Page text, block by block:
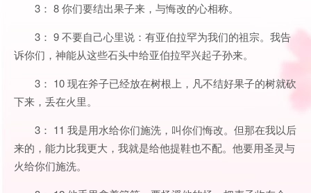
3： 8 你们要结出果子来，与悔改的心相称。
3： 9 不要自己心里说：有亚伯拉罕为我们的祖宗。我告
诉你们，神能从这些石头中给亚伯拉罕兴起子孙来。
3： 10 现在斧子已经放在树根上，凡不结好果子的树就砍
下来，丢在火里。
3： 11 我是用水给你们施洗，叫你们悔改。但那在我以后
来的，能力比我更大，我就是给他提鞋也不配。他要用圣灵与
火给你们施洗。